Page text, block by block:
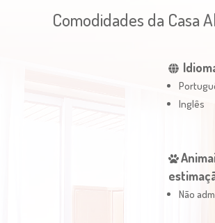
Comodidades da Casa
Inglês
Não